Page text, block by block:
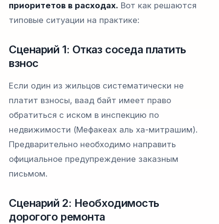
приоритетов в расходах. Вот как решаются
типовые ситуации на практике:
Сценарий 1: Отказ соседа платить
взнос
Если один из жильцов систематически не
платит взносы, ваад байт имеет право
обратиться с иском в инспекцию по
недвижимости (Мефакеах аль ха-митрашим).
Предварительно необходимо направить
официальное предупреждение заказным
письмом.
Сценарий 2: Необходимость
дорогого ремонта